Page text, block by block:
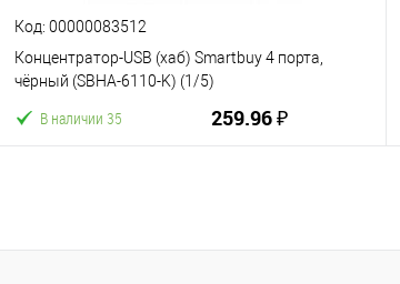
Код: 00000083512
Концентратор-USB (хаб) Smartbuy 4 порта,
чёрный (SBHA-6110-K) (1/5)
259.96 ₽
В наличии 35